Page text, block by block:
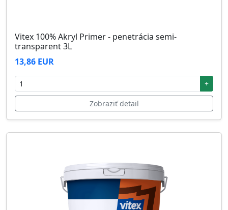
Vitex 100% Akryl Primer - penetrácia semi-
transparent 3L
13,86 EUR
+
Zobraziť detail